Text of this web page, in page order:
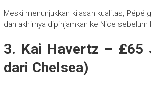
Meski menunjukkan kilasan kualitas, Pépé
dan akhirnya dipinjamkan ke Nice sebelum
3. Kai Havertz – £65
dari Chelsea)